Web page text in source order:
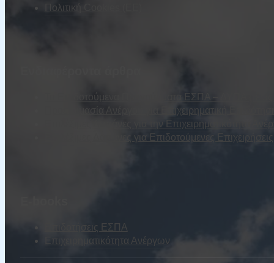
Πολιτική Cookies (ΕΕ)
Τα Επιδοτούμενα Προγράμματα ΕΣΠΑ – ΔΥΠΑ
Προετοιμασία Ανέργου για Επιχειρηματική
Επιλέξιμες Δαπάνες για την Επιχειρηματικότητα
Επιλέξιμες Δαπάνες για Επιδοτούμενες
Επιδοτήσεις ΕΣΠΑ
Επιχειρηματικότητα Ανέργων